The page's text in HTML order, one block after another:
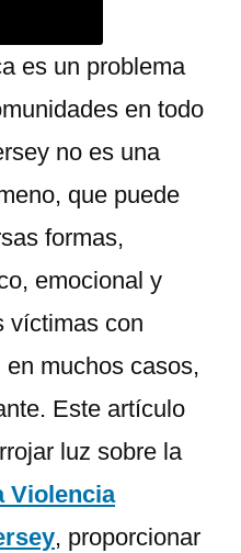
es un problema
en todo
no es una
que puede
formas,
emocional y
víctimas con
muchos casos,
Este artículo
luz sobre la
Violencia
, proporcionar